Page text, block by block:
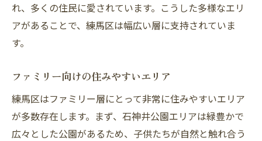
れ、多くの住民に愛されています。こうした多様なエリ
アがあることで、練馬区は幅広い層に支持されていま
す。
ファミリー向けの住みやすいエリア
練馬区はファミリー層にとって非常に住みやすいエリア
が多数存在します。まず、石神井公園エリアは緑豊かで
広々とした公園があるため、子供たちが自然と触れ合う